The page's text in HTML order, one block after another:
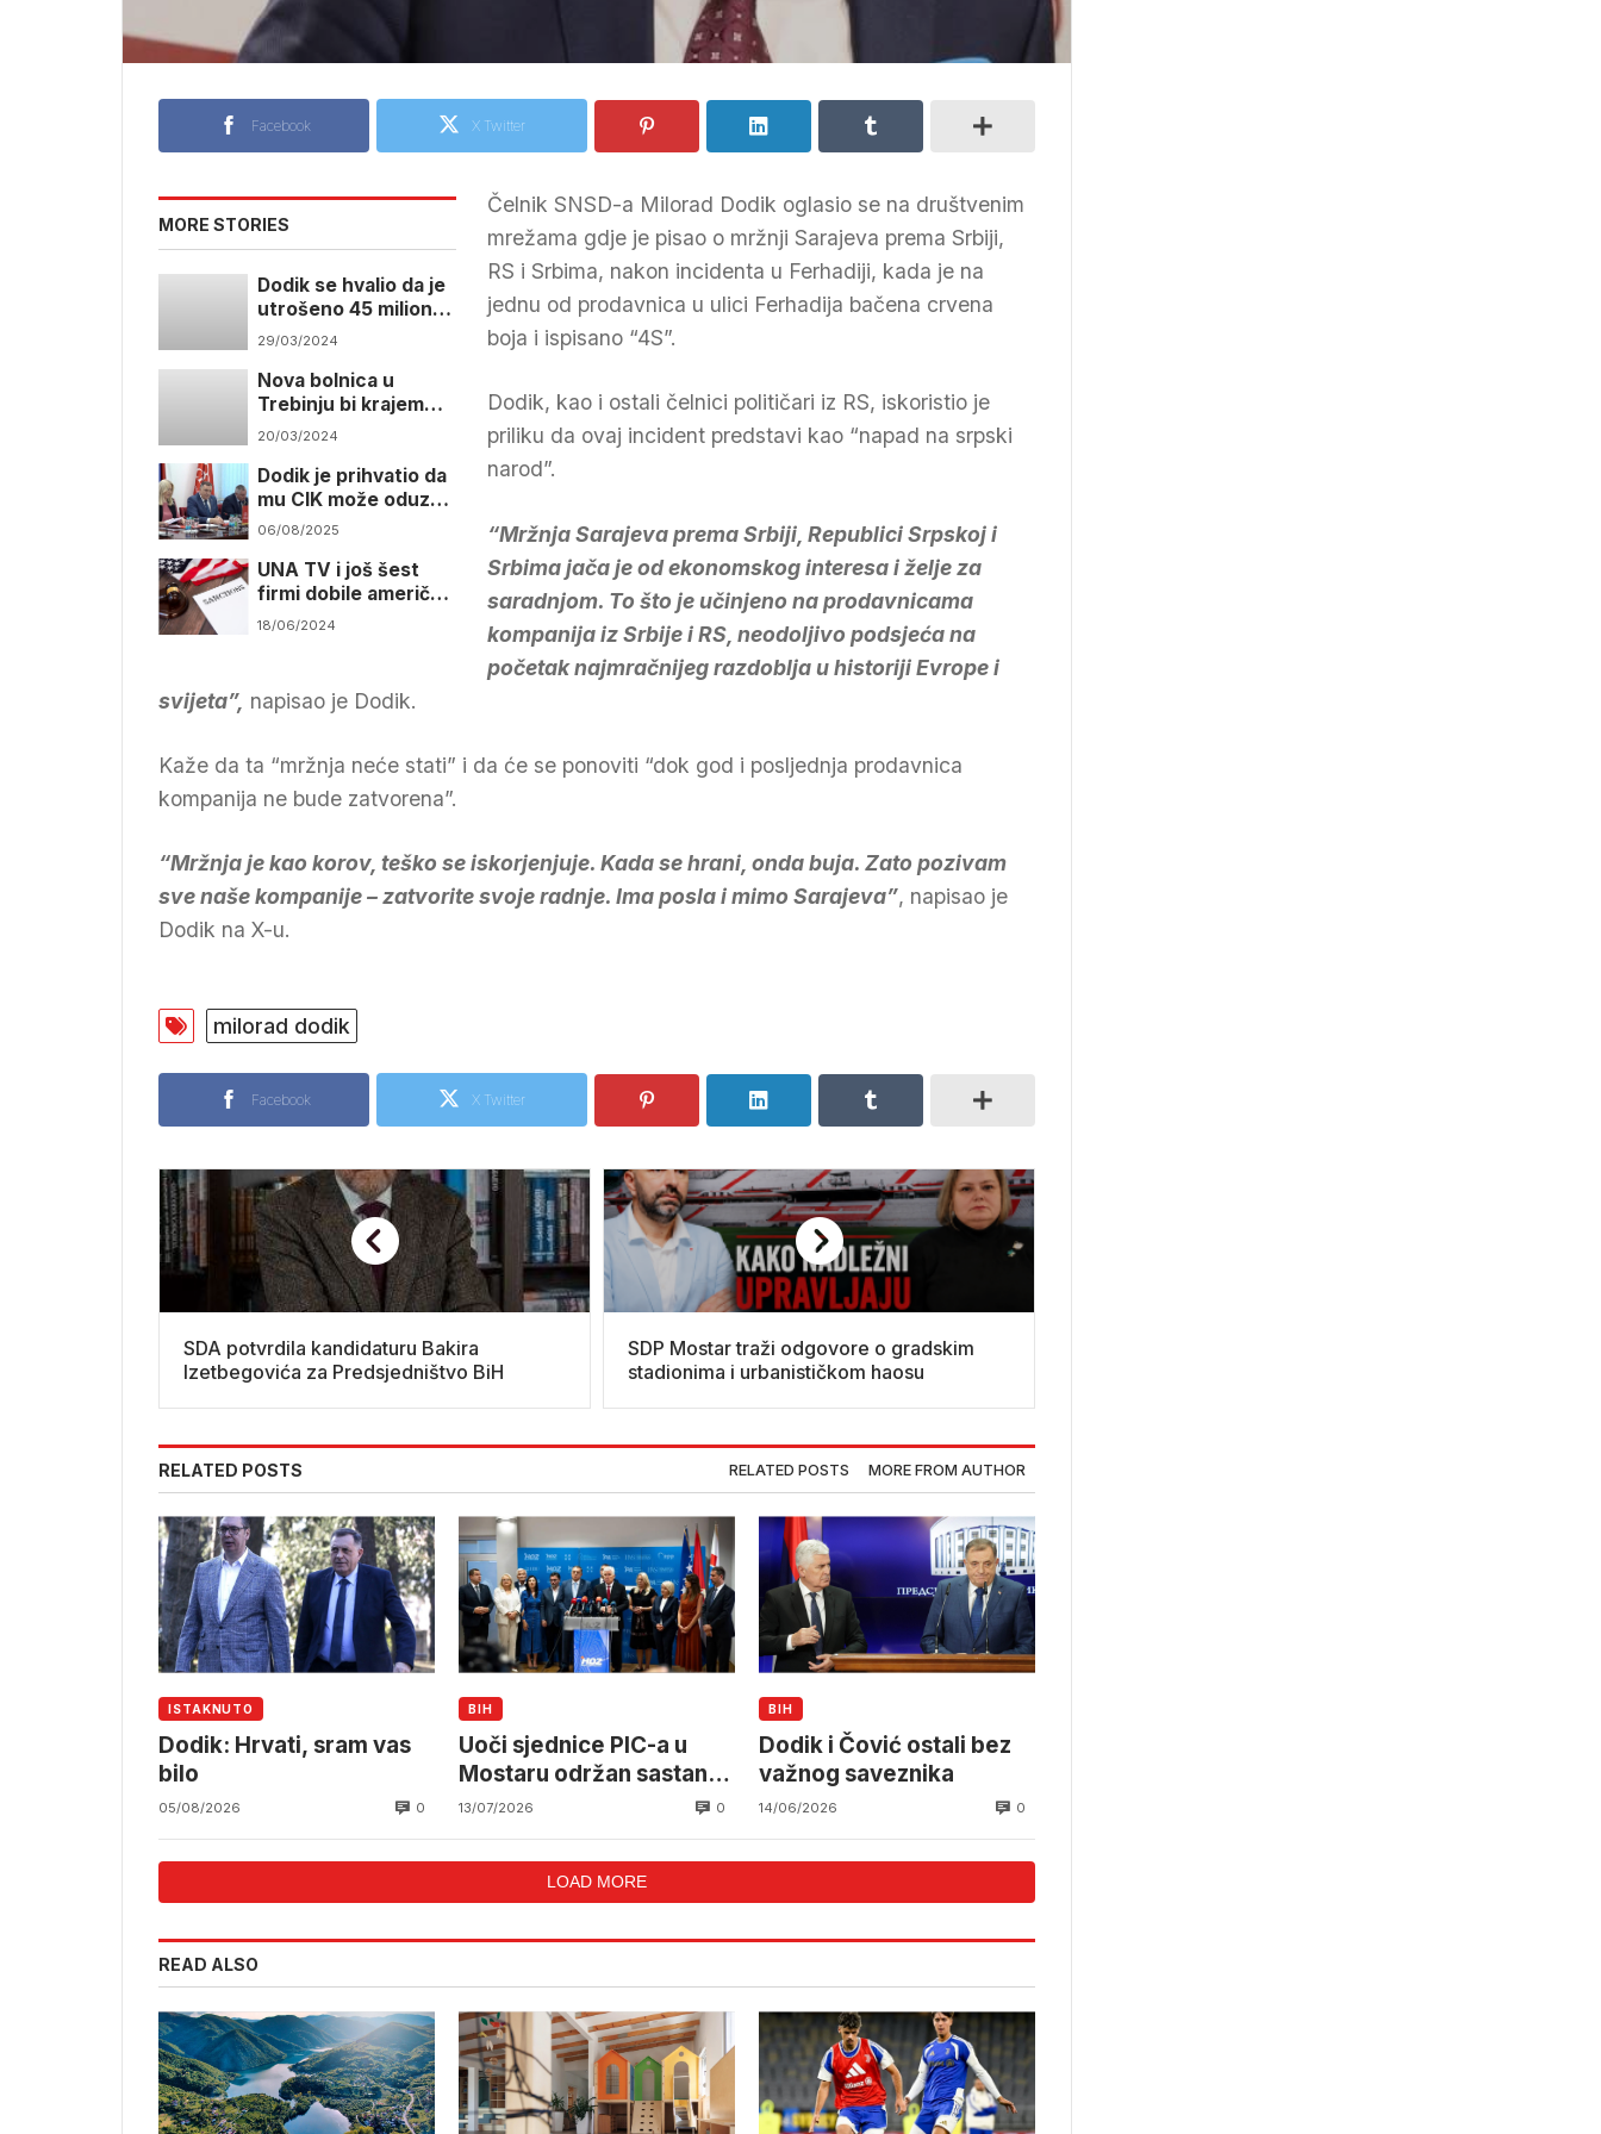
Facebook X Twitter
MORE STORIES
Dodik se hvalio da je
utrošeno 45 miliona
KM a koji sada
29/03/2024
Nova bolnica u
Trebinju bi krajem
iduće godine mogla
20/03/2024
Dodik je prihvatio da
mu CIK može oduzeti
mandat onog dana
izbore i preuzimanje
mandata
06/08/2025
UNA TV i još šest
firmi dobile američke
sankcije zbog Dodika
18/06/2024
Čelnik SNSD-a Milorad Dodik oglasio se na društvenim
mrežama gdje je pisao o mržnji Sarajeva prema Srbiji,
RS i Srbima, nakon incidenta u Ferhadiji, kada je na
jednu od prodavnica u ulici Ferhadija bačena crvena
boja i ispisano “4S”.
Dodik, kao i ostali čelnici političari iz RS, iskoristio je
priliku da ovaj incident predstavi kao “napad na srpski
narod”.
“Mržnja Sarajeva prema Srbiji, Republici Srpskoj i
Srbima jača je od ekonomskog interesa i želje za
saradnjom. To što je učinjeno na prodavnicama
kompanija iz Srbije i RS, neodoljivo podsjeća na
početak najmračnijeg razdoblja u historiji Evrope i
svijeta”, napisao je Dodik.
Kaže da ta “mržnja neće stati” i da će se ponoviti “dok god i posljednja prodavnica
kompanija ne bude zatvorena”.
“Mržnja je kao korov, teško se iskorjenjuje. Kada se hrani, onda buja. Zato pozivam
sve naše kompanije – zatvorite svoje radnje. Ima posla i mimo Sarajeva”, napisao je
Dodik na X-u.
milorad dodik
Facebook X Twitter
SDA potvrdila kandidaturu Bakira
Izetbegovića za Predsjedništvo BiH
SDP Mostar traži odgovore o gradskim
stadionima i urbanističkom haosu
RELATED POSTS RELATED POSTS MORE FROM AUTHOR
ISTAKNUTO
Dodik: Hrvati, sram vas
bilo
05/08/2026 0
BIH
Uoči sjednice PIC-a u
Mostaru održan sastanak
Čovića i Dodika
13/07/2026 0
BIH
Dodik i Čović ostali bez
važnog saveznika
14/06/2026 0
LOAD MORE
READ ALSO